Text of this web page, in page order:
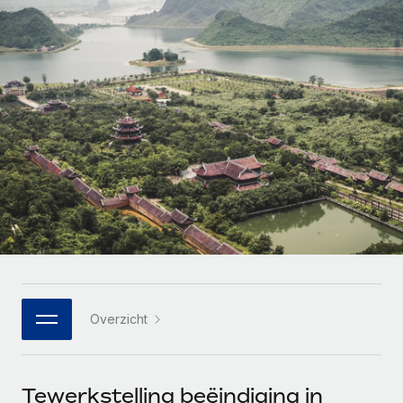
Zzp'ers internationaal onboarden en beheren
PEO
Ingewikkelde HR-taken eenvoudig uitbesteden
INFRASTRUCTUUR
Remote Embedded
HR naadloos in workflows integreren
Platform
Ingebouwde essentiële HR-functies voor je team
Integraties
GROEIFASE
Start-ups
Flexibele global HR en payroll solutions voor groeiende
bedrijven
Mid-market
Teams uitbreiden met HR solutions op maat
Enterprise
Global HR voor grote bedrijven
WERK MET ONS SAMEN
Strategische technologiepartners
Een partner worden
Betalingscalculator voor zzp'ers
Ontdek valuta-opties en betaalsnelheden voor
internationale zzp'ers
LEREN MET REMOTE
Onderzoek en gidsen
Casestudy's
HR-woordenlijst
Checklists en templates
Webinars
Nederlands
Français
Deutsch
Español
Italiano
Português (Portugal)
日本語
한국어
Inloggen
Overzicht
Tewerkstelling beëindiging in